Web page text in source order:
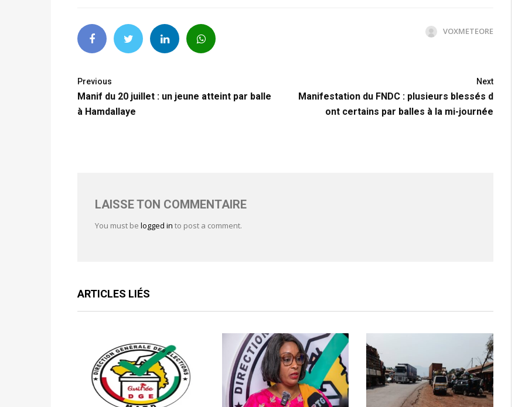
VOXMETEORE
Previous
Manif du 20 juillet : un jeune atteint par balle
à Hamdallaye
Next
Manifestation du FNDC : plusieurs blessés d
ont certains par balles à la mi-journée
LAISSE TON COMMENTAIRE
You must be logged in to post a comment.
ARTICLES LIÉS